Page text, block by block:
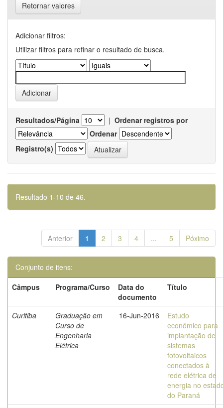
Retornar valores
Adicionar filtros:
Utilizar filtros para refinar o resultado de busca.
Resultados/Página | Ordenar registros por
Ordenar
Registro(s)
Resultado 1-10 de 46.
Anterior 1 2 3 4 ... 5 Póximo
Conjunto de itens:
Câmpus
Programa/Curso
Data do
documento
Título
Curitiba
Graduação em
Curso de
Engenharia
Elétrica
16-Jun-2016
Estudo
econômico para
implantação de
sistemas
fotovoltaicos
conectados à
rede elétrica de
energia no
do Paraná